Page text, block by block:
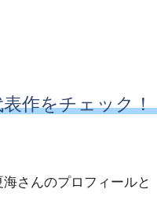
作をチェック！
さんのプロフィールと